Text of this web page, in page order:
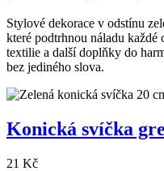
Stylové dekorace v odstínu
které podtrhnou náladu
textilie a další doplňky do
bez jediného slova.
Konická svíčka
21 Kč